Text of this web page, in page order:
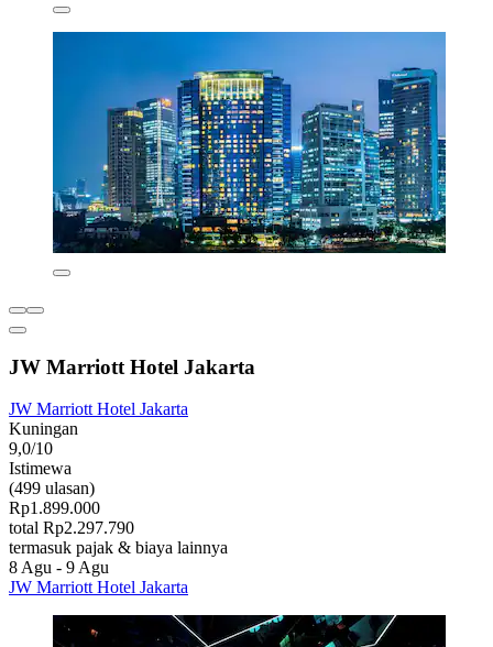
JW Marriott Hotel Jakarta
JW Marriott Hotel Jakarta
Kuningan
9,0/10
Istimewa
(499 ulasan)
Rp1.899.000
total Rp2.297.790
termasuk pajak & biaya lainnya
8 Agu - 9 Agu
JW Marriott Hotel Jakarta